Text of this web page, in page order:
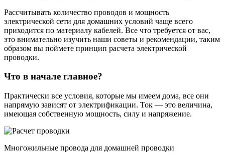
Рассчитывать количество проводов и мощность
электрической сети для домашних условий чаще всего
приходится по материалу кабелей. Все что требуется от вас,
это внимательно изучить наши советы и рекомендации, таким
образом вы поймете принцип расчета электрической
проводки.
Что в начале главное?
Практически все условия, которые мы имеем дома, все они
напрямую зависят от электрификации. Ток — это величина,
имеющая собственную мощность, силу и напряжение.
Многожильные провода для домашней проводки